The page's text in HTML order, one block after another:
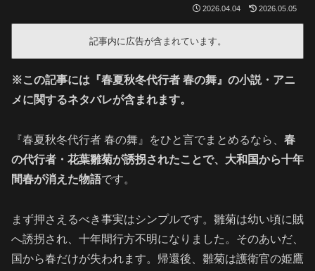
2026.04.04 2026.05.05
記事内に広告が含まれています。
※この記事には『春夏秋冬代行者 春の舞』の小説・アニ
メに関するネタバレが含まれます。
『春夏秋冬代行者 春の舞』をひと言でまとめるなら、 春
の代行者・花葉雛菊が誘拐されたことで、大和国から十年
間春が消えた物語です。
まず押さえるべき事実はシンプルです。雛菊は幼い頃に賊
へ誘拐され、十年間行方不明になりました。そのあいだ、
国から春だけが失われます。帰還後、雛菊は護衛官の姫鷹